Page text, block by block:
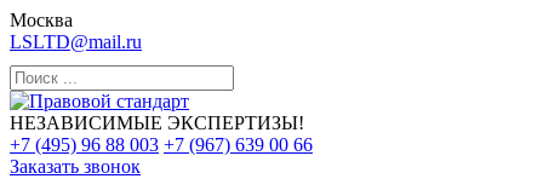
Москва
LSLTD@mail.ru
НЕЗАВИСИМЫЕ ЭКСПЕРТИЗЫ!
+7 (495) 96 88 003 +7 (967) 639 00 66
Заказать звонок